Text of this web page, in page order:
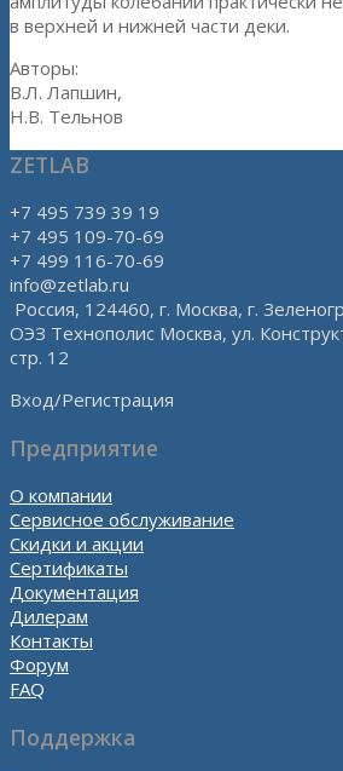
в верхней и нижней части деки.
Авторы:
В.Л. Лапшин,
Н.В. Тельнов
ZETLAB
+7 495 739 39 19
+7 495 109-70-69
+7 499 116-70-69
info@zetlab.ru
Россия, 124460, г. Москва, г.
ОЭЗ Технополис Москва, ул.
стр. 12
Вход/Регистрация
Предприятие
О компании
Сервисное обслуживание
Скидки и акции
Сертификаты
Документация
Дилерам
Контакты
Форум
FAQ
Поддержка